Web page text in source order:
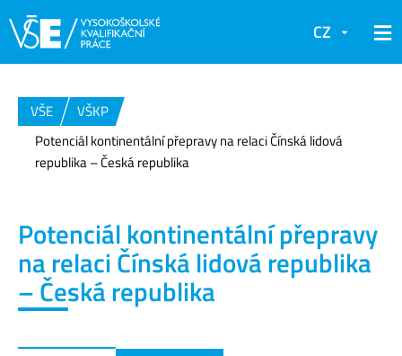
CZ
VŠE
VŠKP
Potenciál kontinentální přepravy na relaci Čínská lidová
republika – Česká republika
Potenciál kontinentální přepravy
na relaci Čínská lidová republika
– Česká republika